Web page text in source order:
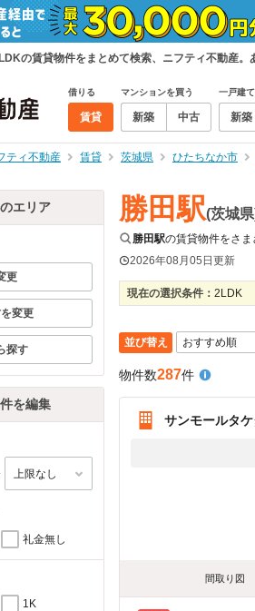
の賃貸物件をまとめて検索、ニフティ不動産。
借りる
賃貸
マンションを買う
新築 中古
一戸建
新築
ティ不動産 賃貸 茨城県 ひたちなか市
エリア
更
変更
探す
を編集
礼金無し
1K
勝田駅(茨城
勝田駅の賃貸物件をさま
2026年08月05日更新
現在の選択条件： 2LDK
並び替え
物件数287件
サンモールタ
間取り図